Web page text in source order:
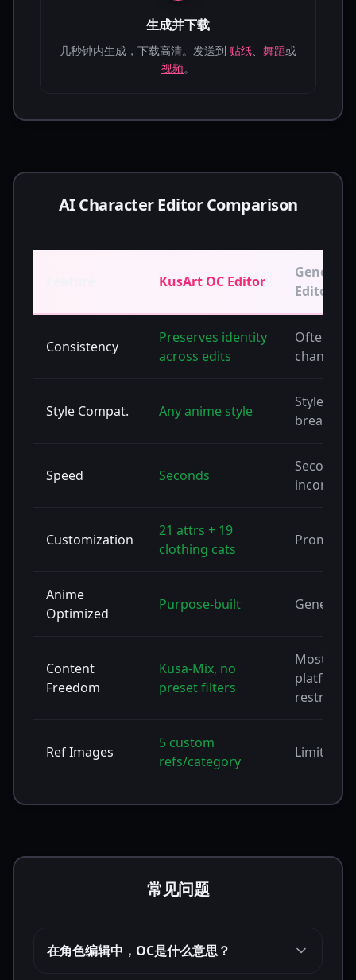
生成并下载
几秒钟内生成，下载高清。发送到 贴纸 舞蹈或
视频。
AI Character Editor Comparison
KusArt OC Editor
Generic
Editors
Consistency
Preserves identity
across edits
Often
changes
Style Compat. Any anime style
Style
breaks
Speed Seconds
Seconds,
Customization
21 attrs + 19
clothing cats
Prompts
Anime
Optimized
Purpose-built Generic
Content
Freedom
Kusa-Mix, no
preset filters
Most
platforms
restrict
Ref Images
5 custom
refs/category
Limited
常见问题
在角色编辑中，OC是什么意思？